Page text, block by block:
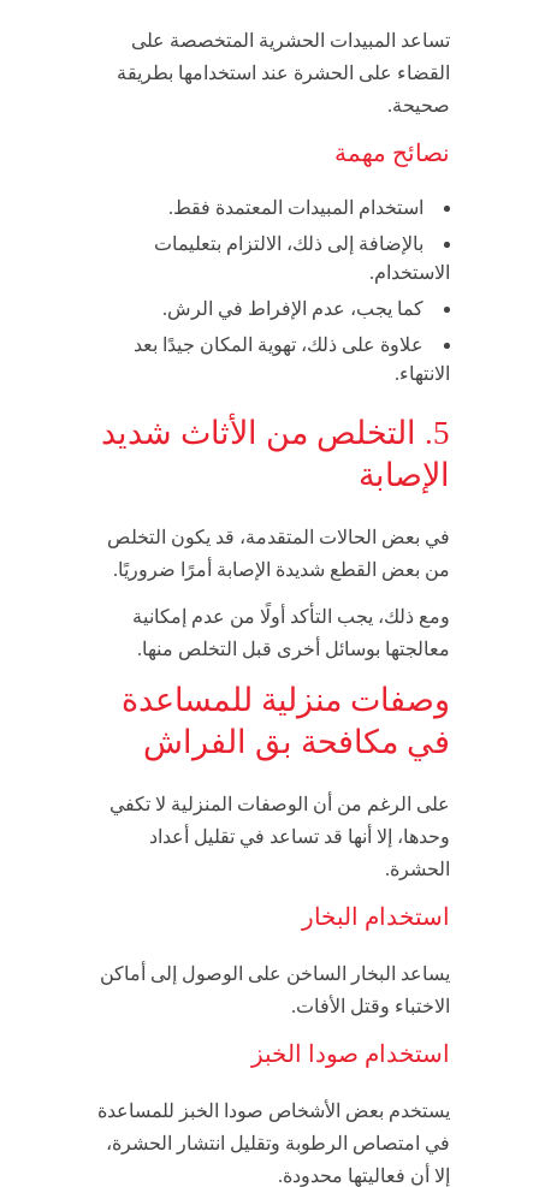
تساعد المبيدات الحشرية المتخصصة على
القضاء على الحشرة عند استخدامها بطريقة
صحيحة.
نصائح مهمة
استخدام المبيدات المعتمدة فقط.
بالإضافة إلى ذلك، الالتزام بتعليمات
الاستخدام.
كما يجب، عدم الإفراط في الرش.
علاوة على ذلك، تهوية المكان جيدًا بعد
الانتهاء.
5. التخلص من الأثاث شديد
الإصابة
في بعض الحالات المتقدمة، قد يكون التخلص
من بعض القطع شديدة الإصابة أمرًا ضروريًا.
ومع ذلك، يجب التأكد أولًا من عدم إمكانية
معالجتها بوسائل أخرى قبل التخلص منها.
وصفات منزلية للمساعدة
في مكافحة بق الفراش
على الرغم من أن الوصفات المنزلية لا تكفي
وحدها، إلا أنها قد تساعد في تقليل أعداد
الحشرة.
استخدام البخار
يساعد البخار الساخن على الوصول إلى أماكن
الاختباء وقتل الأفات.
استخدام صودا الخبز
يستخدم بعض الأشخاص صودا الخبز للمساعدة
في امتصاص الرطوبة وتقليل انتشار الحشرة،
إلا أن فعاليتها محدودة.